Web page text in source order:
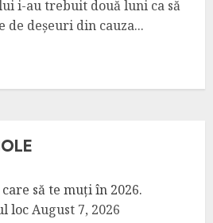
i-au trebuit două luni ca să
deșeuri din cauza...
să te muți în 2026.
locAugust 7, 2026